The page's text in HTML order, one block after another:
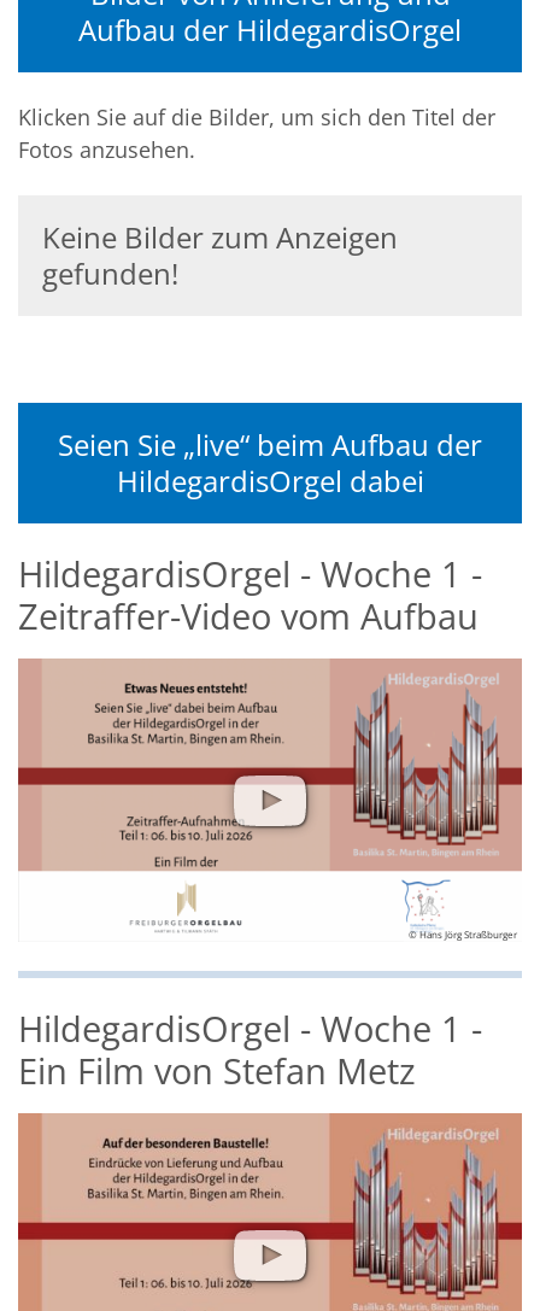
Aufbau der HildegardisOrgel
Klicken Sie auf die Bilder, um sich den Titel der
Fotos anzusehen.
Keine Bilder zum Anzeigen
gefunden!
Seien Sie „live“ beim Aufbau der
HildegardisOrgel dabei
HildegardisOrgel - Woche 1 -
Zeitraffer-Video vom Aufbau
© Hans Jörg Straßburger
HildegardisOrgel - Woche 1 -
Ein Film von Stefan Metz